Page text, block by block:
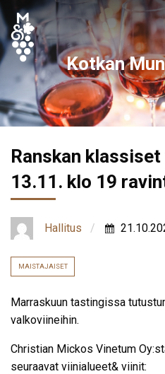
Kotkan
Ranskan
13.11. klo 19
Hallitus
MAISTAJAISET
Marraskuun tastingissa
valkoviineihin.
Christian Mickos Vinetum
seuraavat viinialueet& viinit: